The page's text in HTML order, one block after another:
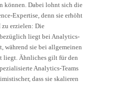
können. Dabei lohnt sich die
Expertise, denn sie erhöht
zu erzielen: Die
liegt bei Analytics-
während sie bei allgemeinen
liegt. Ähnliches gilt für den
Analytics-Teams
dass sie skalieren